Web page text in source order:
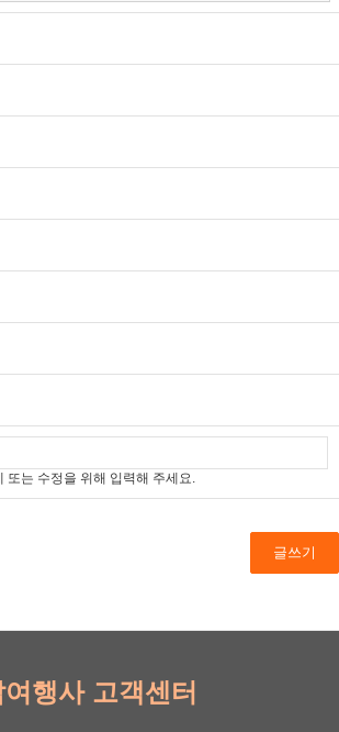
또는 수정을 위해 입력해 주세요.
글쓰기
여행사 고객센터